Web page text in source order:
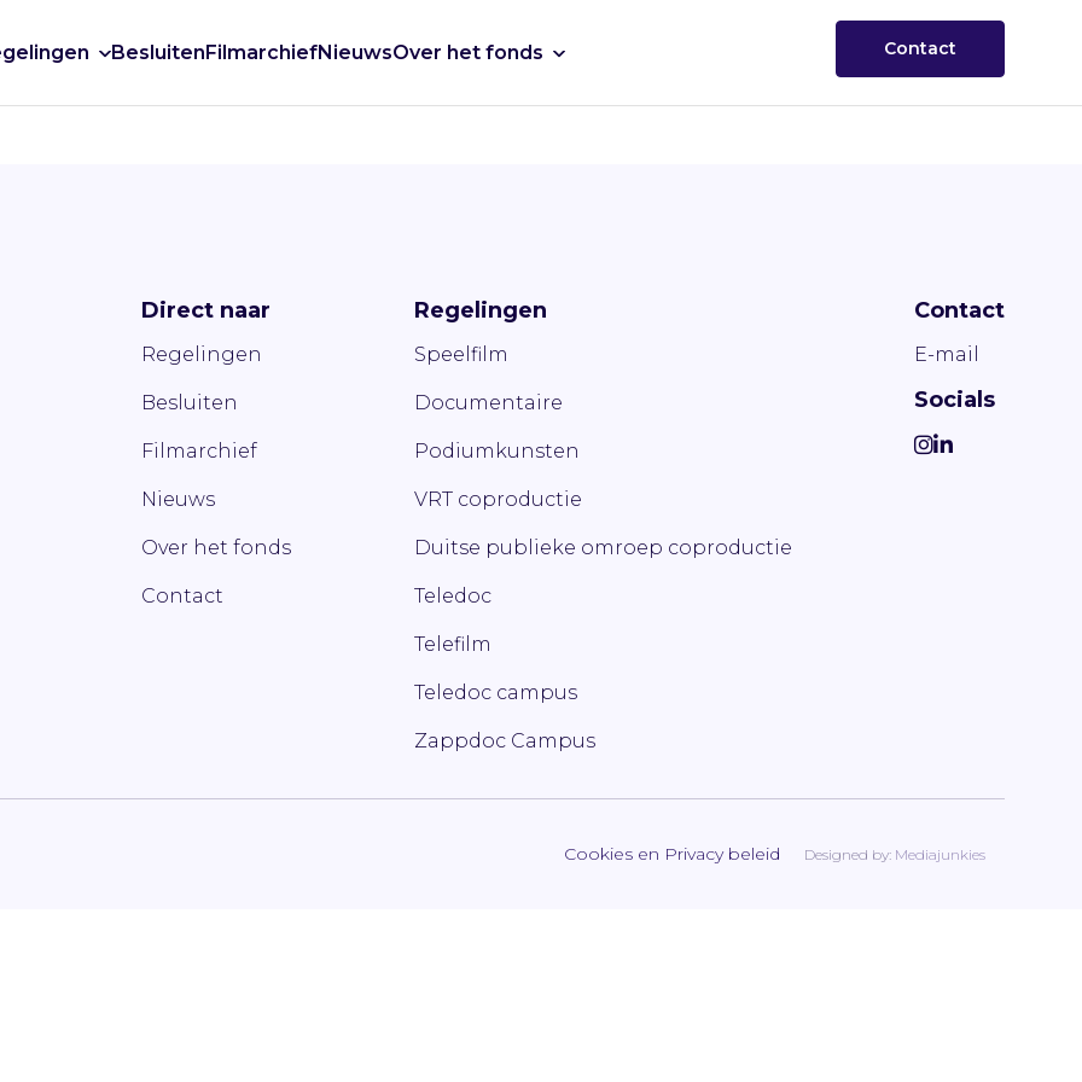
BesluitenFilmarchiefNieuwsOver het fonds Contact
Direct naar
Regelingen
Besluiten
Filmarchief
Nieuws
Over het fonds
Contact
Regelingen
Speelfilm
Documentaire
Podiumkunsten
VRT coproductie
Duitse publieke omroep coproductie
Teledoc
Telefilm
Teledoc campus
Zappdoc Campus
Contact
E-mail
Socials
Cookies en Privacy beleid Designed by: Mediajunkies